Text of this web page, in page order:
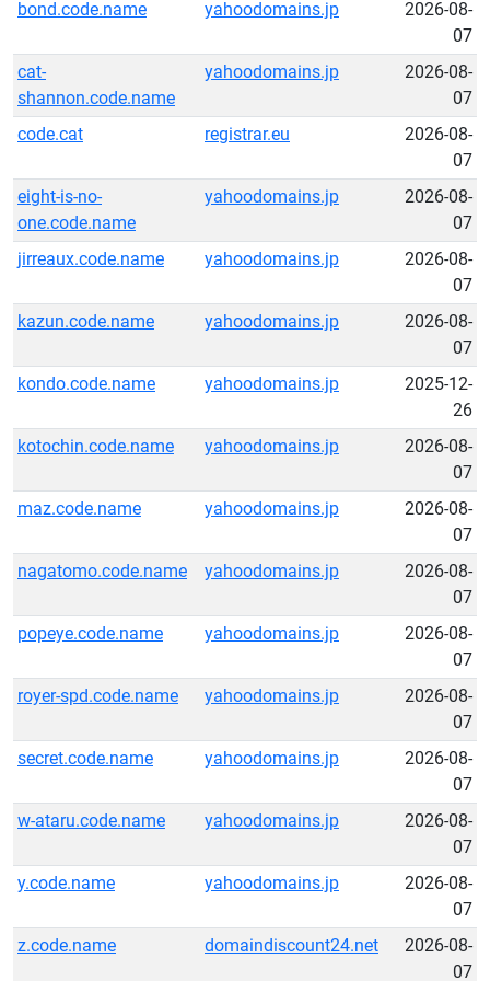
bond.code.name yahoodomains.jp
2026-08-
07
cat-
shannon.code.name
yahoodomains.jp
2026-08-
07
code.cat
registrar.eu
2026-08-
07
eight-is-no-
one.code.name
yahoodomains.jp
2026-08-
07
jirreaux.code.name
yahoodomains.jp
2026-08-
07
kazun.code.name
yahoodomains.jp
2026-08-
07
kondo.code.name
yahoodomains.jp
2025-12-
26
kotochin.code.name
yahoodomains.jp
2026-08-
07
maz.code.name
yahoodomains.jp
2026-08-
07
nagatomo.code.name
yahoodomains.jp
2026-08-
07
popeye.code.name
yahoodomains.jp
2026-08-
07
royer-spd.code.name
yahoodomains.jp
2026-08-
07
secret.code.name
yahoodomains.jp
2026-08-
07
w-ataru.code.name
yahoodomains.jp
2026-08-
07
y.code.name
yahoodomains.jp
2026-08-
07
z.code.name
domaindiscount24.net
2026-08-
07